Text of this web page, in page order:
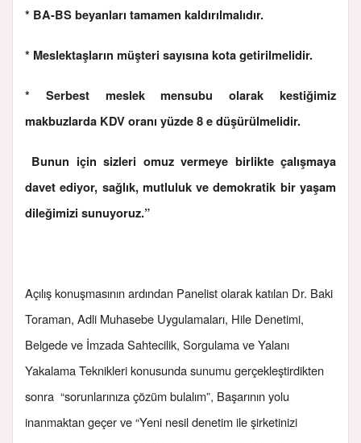
* BA-BS beyanları tamamen kaldırılmalıdır.
* Meslektaşların müşteri sayısına kota getirilmelidir.
* Serbest meslek mensubu olarak kestiğimiz
makbuzlarda KDV oranı yüzde 8 e düşürülmelidir.
Bunun için sizleri omuz vermeye birlikte çalışmaya
davet ediyor, sağlık, mutluluk ve demokratik bir yaşam
dileğimizi sunuyoruz.”
Açılış konuşmasının ardından Panelist olarak katılan Dr. Baki
Toraman, Adli Muhasebe Uygulamaları, Hile Denetimi,
Belgede ve İmzada Sahtecilik, Sorgulama ve Yalanı
Yakalama Teknikleri konusunda sunumu gerçekleştirdikten
sonra “sorunlarınıza çözüm bulalım”, Başarının yolu
inanmaktan geçer ve “Yeni nesil denetim ile şirketinizi